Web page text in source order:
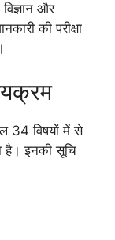
और
की परीक्षा
34 विषयों में से
है। इनकी सूचि